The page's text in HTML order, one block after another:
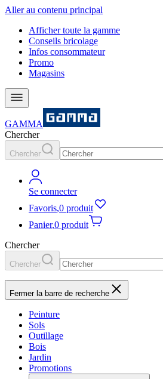
Aller au contenu principal
Afficher toute la gamme
Conseils bricolage
Infos consommateur
Promo
Magasins
GAMMA
Chercher
Chercher
Se connecter
Favoris,0 produit
Panier,0 produit
Chercher
Chercher
Fermer la barre de recherche
Peinture
Sols
Outillage
Bois
Jardin
Promotions